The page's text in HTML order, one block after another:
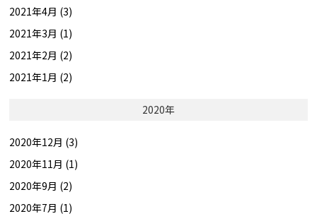
2021年4月 (3)
2021年3月 (1)
2021年2月 (2)
2021年1月 (2)
2020年
2020年12月 (3)
2020年11月 (1)
2020年9月 (2)
2020年7月 (1)